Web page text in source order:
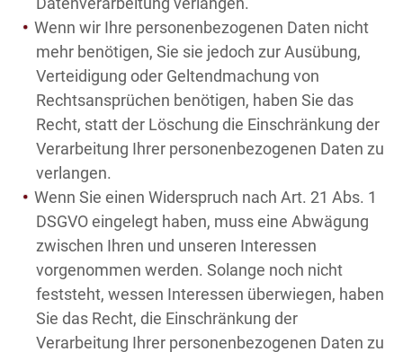
Wenn wir Ihre personenbezogenen Daten nicht
mehr benötigen, Sie sie jedoch zur Ausübung,
Verteidigung oder Geltendmachung von
Rechtsansprüchen benötigen, haben Sie das
Recht, statt der Löschung die Einschränkung der
Verarbeitung Ihrer personenbezogenen Daten zu
verlangen.
Wenn Sie einen Widerspruch nach Art. 21 Abs. 1
DSGVO eingelegt haben, muss eine Abwägung
zwischen Ihren und unseren Interessen
vorgenommen werden. Solange noch nicht
feststeht, wessen Interessen überwiegen, haben
Sie das Recht, die Einschränkung der
Verarbeitung Ihrer personenbezogenen Daten zu